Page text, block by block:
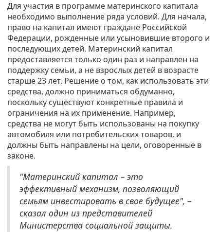
Для участия в программе материнского капитала
необходимо выполнение ряда условий. Для начала,
право на капитал имеют граждане Российской
Федерации, рожденные или усыновившие второго и
последующих детей. Материнский капитал
предоставляется только один раз и направлен на
поддержку семьи, а не взрослых детей в возрасте
старше 23 лет. Решение о том, как использовать эти
средства, должно приниматься обдуманно,
поскольку существуют конкретные правила и
ограничения на их применение. Например,
средства не могут быть использованы на покупку
автомобиля или потребительских товаров, и
должны быть направлены на цели, оговоренные в
законе.
"Материнский капитал – это
эффективный механизм, позволяющий
семьям инвестировать в свое будущее", –
сказал один из представителей
Министерства социальной защиты.